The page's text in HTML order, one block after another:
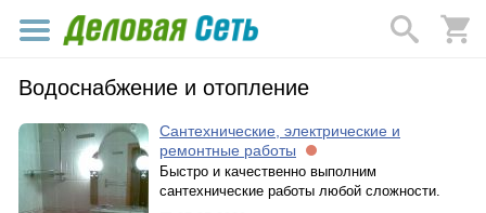
Водоснабжение и отопление
Сантехнические, электрические и
ремонтные работы
Быстро и качественно выполним
сантехнические работы любой сложности.